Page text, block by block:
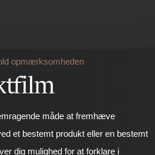
opmærksomheden
måde at fremhæve
et bestemt produkt eller en bestemt
dig mulighed for at forklare i